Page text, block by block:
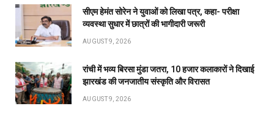
सीएम हेमंत सोरेन ने युवाओं को लिखा पत्र, कहा- परीक्षा
व्यवस्था सुधार में छात्रों की भागीदारी जरूरी
AUGUST 9, 2026
रांची में भव्य बिरसा मुंडा जतरा, 10 हजार कलाकारों ने दिखाई
झारखंड की जनजातीय संस्कृति और विरासत
AUGUST 9, 2026